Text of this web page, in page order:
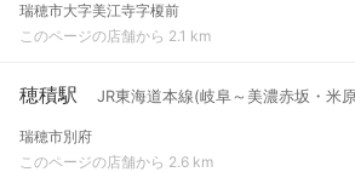
瑞穂市大字美江寺字榎前
このページの店舗から 2.1 km
穂積駅 JR東海道本線(岐阜～美濃赤坂・米
瑞穂市別府
このページの店舗から 2.6 km